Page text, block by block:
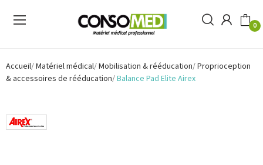
0
Accueil Matériel médical Mobilisation & rééducation Proprioception
& accessoires de rééducation Balance Pad Elite Airex